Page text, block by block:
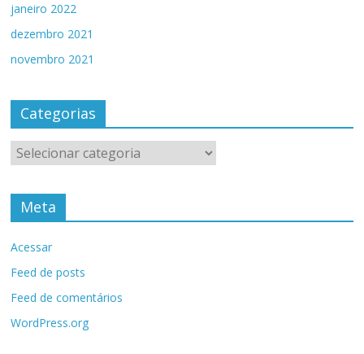
janeiro 2022
dezembro 2021
novembro 2021
Categorias
Categorias
Meta
Acessar
Feed de posts
Feed de comentários
WordPress.org